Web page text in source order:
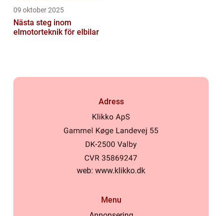
09 oktober 2025
Nästa steg inom
elmotorteknik för elbilar
Adress
web: www.klikko.dk
Menu